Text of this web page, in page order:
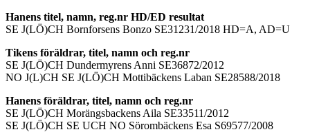
Hanens titel, namn, reg.nr HD/ED resultat
SE J(LÖ)CH Bornforsens Bonzo SE31231/2018 HD=A, AD=U
Tikens föräldrar, titel, namn och reg.nr
SE J(LÖ)CH Dundermyrens Anni SE36872/2012
NO J(L)CH SE J(LÖ)CH Mottibäckens Laban SE28588/2018
Hanens föräldrar, titel, namn och reg.nr
SE J(LÖ)CH Morängsbackens Aila SE33511/2012
SE J(LÖ)CH SE UCH NO Sörombäckens Esa S69577/2008